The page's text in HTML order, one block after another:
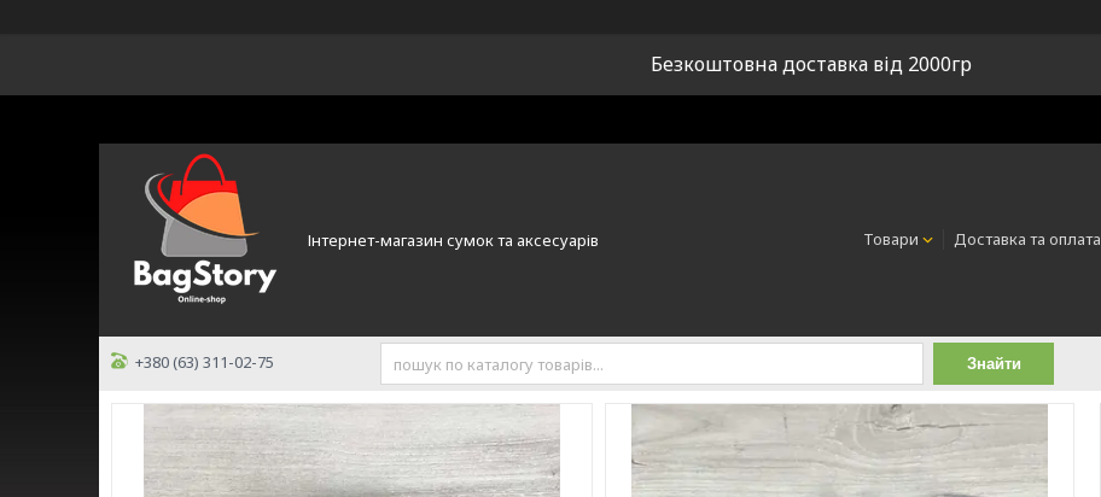
Безкоштовна доставка від 2000гр
Інтернет-магазин сумок та аксесуарів Товари Доставка та оплата
+380 (63) 311-02-75 Знайти